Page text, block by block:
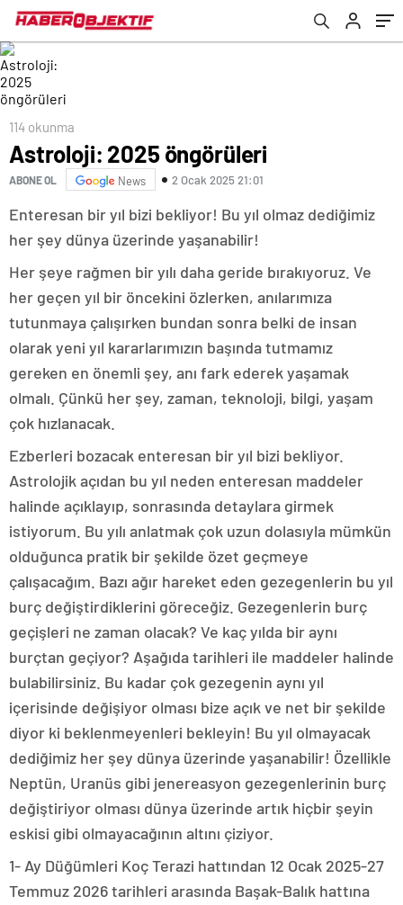
114 okunma
Astroloji: 2025 öngörüleri
ABONE OL News 2 Ocak 2025 21:01
Enteresan bir yıl bizi bekliyor! Bu yıl olmaz dediğimiz
her şey dünya üzerinde yaşanabilir!
Her şeye rağmen bir yılı daha geride bırakıyoruz. Ve
her geçen yıl bir öncekini özlerken, anılarımıza
tutunmaya çalışırken bundan sonra belki de insan
olarak yeni yıl kararlarımızın başında tutmamız
gereken en önemli şey, anı fark ederek yaşamak
olmalı. Çünkü her şey, zaman, teknoloji, bilgi, yaşam
çok hızlanacak.
Ezberleri bozacak enteresan bir yıl bizi bekliyor.
Astrolojik açıdan bu yıl neden enteresan maddeler
halinde açıklayıp, sonrasında detaylara girmek
istiyorum. Bu yılı anlatmak çok uzun dolasıyla mümkün
olduğunca pratik bir şekilde özet geçmeye
çalışacağım. Bazı ağır hareket eden gezegenlerin bu yıl
burç değiştirdiklerini göreceğiz. Gezegenlerin burç
geçişleri ne zaman olacak? Ve kaç yılda bir aynı
burçtan geçiyor? Aşağıda tarihleri ile maddeler halinde
bulabilirsiniz. Bu kadar çok gezegenin aynı yıl
içerisinde değişiyor olması bize açık ve net bir şekilde
diyor ki beklenmeyenleri bekleyin! Bu yıl olmayacak
dediğimiz her şey dünya üzerinde yaşanabilir! Özellikle
Neptün, Uranüs gibi jenereasyon gezegenlerinin burç
değiştiriyor olması dünya üzerinde artık hiçbir şeyin
eskisi gibi olmayacağının altını çiziyor.
1- Ay Düğümleri Koç Terazi hattından 12 Ocak 2025-27
Temmuz 2026 tarihleri arasında Başak-Balık hattına